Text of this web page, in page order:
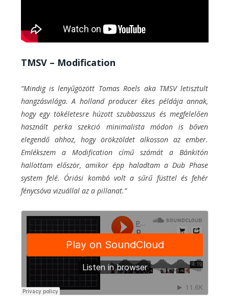
TMSV – Modification
“Mindig is lenyűgözött Tomas Roels aka TMSV letisztult
hangzásvilága. A holland producer ékes példája annak,
hogy egy tökéletesre húzott szubbasszus és megfelelően
használt perka szekció minimalista módon is bőven
elegendő ahhoz, hogy örökzöldet alkosson az ember.
Emlékszem a Modification című számát a Bánkitón
hallottam először, amikor épp haladtam a Dub Phase
system felé. Óriási kombó volt a sűrű füsttel és fehér
fénycsóva vizuállal az a pillanat.”